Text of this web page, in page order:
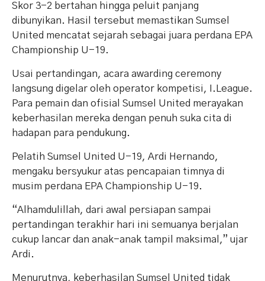
Skor 3-2 bertahan hingga peluit panjang
dibunyikan. Hasil tersebut memastikan Sumsel
United mencatat sejarah sebagai juara perdana EPA
Championship U-19.
Usai pertandingan, acara awarding ceremony
langsung digelar oleh operator kompetisi, I.League.
Para pemain dan ofisial Sumsel United merayakan
keberhasilan mereka dengan penuh suka cita di
hadapan para pendukung.
Pelatih Sumsel United U-19, Ardi Hernando,
mengaku bersyukur atas pencapaian timnya di
musim perdana EPA Championship U-19.
“Alhamdulillah, dari awal persiapan sampai
pertandingan terakhir hari ini semuanya berjalan
cukup lancar dan anak-anak tampil maksimal,” ujar
Ardi.
Menurutnya, keberhasilan Sumsel United tidak